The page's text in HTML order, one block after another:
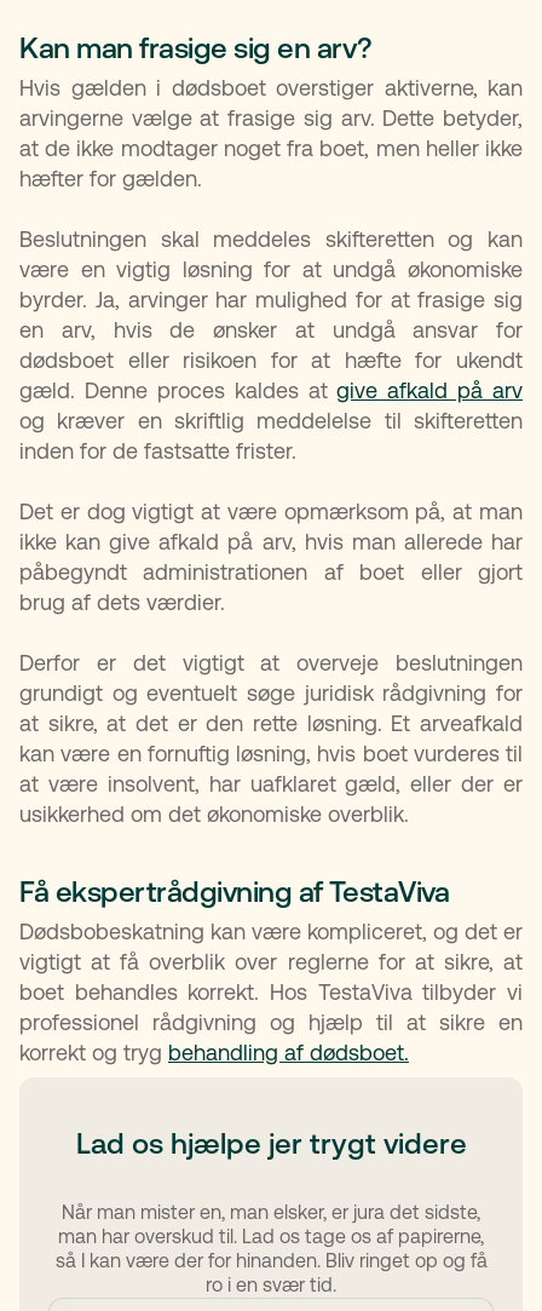
Kan man frasige sig en arv?
Hvis gælden i dødsboet overstiger aktiverne, kan
arvingerne vælge at frasige sig arv. Dette betyder,
at de ikke modtager noget fra boet, men heller ikke
hæfter for gælden.
Beslutningen skal meddeles skifteretten og kan
være en vigtig løsning for at undgå økonomiske
byrder. Ja, arvinger har mulighed for at frasige sig
en arv, hvis de ønsker at undgå ansvar for
dødsboet eller risikoen for at hæfte for ukendt
gæld. Denne proces kaldes atgive afkald på arv
og kræver en skriftlig meddelelse til skifteretten
inden for de fastsatte frister.
Det er dog vigtigt at være opmærksom på, at man
ikke kan give afkald på arv, hvis man allerede har
påbegyndt administrationen af boet eller gjort
brug af dets værdier.
Derfor er det vigtigt at overveje beslutningen
grundigt og eventuelt søge juridisk rådgivning for
at sikre, at det er den rette løsning. Et arveafkald
kan være en fornuftig løsning, hvis boet vurderes til
at være insolvent, har uafklaret gæld, eller der er
usikkerhed om det økonomiske overblik.
Få ekspertrådgivning af TestaViva
Dødsbobeskatning kan være kompliceret, og det er
vigtigt at få overblik over reglerne for at sikre, at
boet behandles korrekt. Hos TestaViva tilbyder vi
professionel rådgivning og hjælp til at sikre en
korrekt og tryg behandling af dødsboet.
Lad os hjælpe jer trygt videre
Når man mister en, man elsker, er jura det sidste,
man har overskud til. Lad os tage os af papirerne,
så I kan være der for hinanden. Bliv ringet op og få
ro i en svær tid.